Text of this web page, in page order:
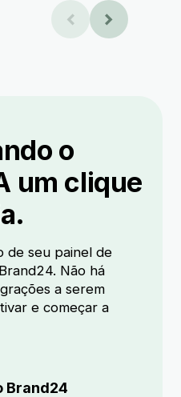
o
um clique
de seu painel de
Não há
a serem
e começar a
Brand24